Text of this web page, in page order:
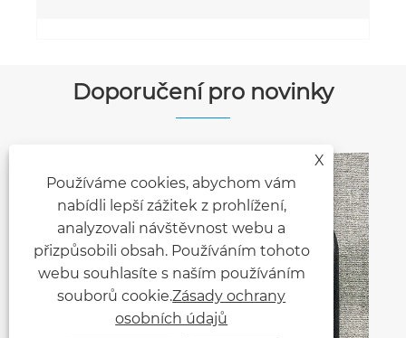
Doporučení pro novinky
X
Používáme cookies, abychom vám
nabídli lepší zážitek z prohlížení,
analyzovali návštěvnost webu a
přizpůsobili obsah. Používáním tohoto
webu souhlasíte s naším používáním
souborů cookie.Zásady ochrany
osobních údajů